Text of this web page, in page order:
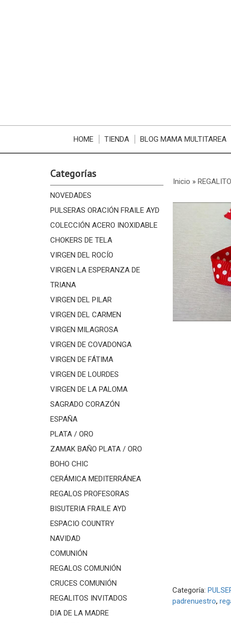
HOME TIENDA BLOG MAMA MULTITAREA
Categorías
NOVEDADES
PULSERAS ORACIÓN FRAILE AYD
COLECCIÓN ACERO INOXIDABLE
CHOKERS DE TELA
VIRGEN DEL ROCÍO
VIRGEN LA ESPERANZA DE
TRIANA
VIRGEN DEL PILAR
VIRGEN DEL CARMEN
VIRGEN MILAGROSA
VIRGEN DE COVADONGA
VIRGEN DE FÁTIMA
VIRGEN DE LOURDES
VIRGEN DE LA PALOMA
SAGRADO CORAZÓN
ESPAÑA
PLATA / ORO
ZAMAK BAÑO PLATA / ORO
BOHO CHIC
CERÁMICA MEDITERRÁNEA
REGALOS PROFESORAS
BISUTERIA FRAILE AYD
ESPACIO COUNTRY
NAVIDAD
COMUNIÓN
REGALOS COMUNIÓN
CRUCES COMUNIÓN
REGALITOS INVITADOS
DIA DE LA MADRE
Inicio »
Categoría:
padrenuestro